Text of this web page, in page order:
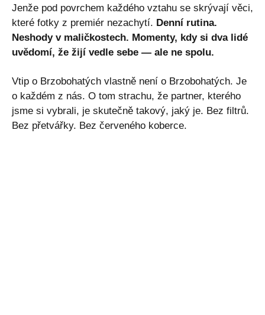
Jenže pod povrchem každého vztahu se skrývají věci,
které fotky z premiér nezachytí. Denní rutina.
Neshody v maličkostech. Momenty, kdy si dva lidé
uvědomí, že žijí vedle sebe — ale ne spolu.
Vtip o Brzobohatých vlastně není o Brzobohatých. Je
o každém z nás. O tom strachu, že partner, kterého
jsme si vybrali, je skutečně takový, jaký je. Bez filtrů.
Bez přetvářky. Bez červeného koberce.